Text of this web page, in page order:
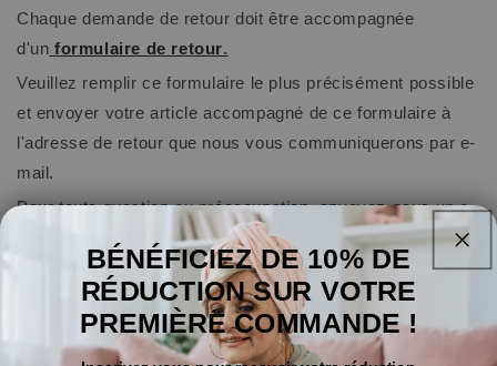
Chaque demande de retour doit être accompagnée
d'un formulaire de retour.
Veuillez remplir ce formulaire le plus précisément possible
et envoyer votre article accompagné de ce formulaire à
l'adresse de retour que nous vous communiquerons par e-
mail.
Pour toute question ou préoccupation, envoyez-nous un e-
contact@yoga-feeling.com
Remboursements tardifs ou manquants :
BÉNÉFICIEZ DE 10% DE
RÉDUCTION SUR VOTRE
PREMIÈRE COMMANDE !